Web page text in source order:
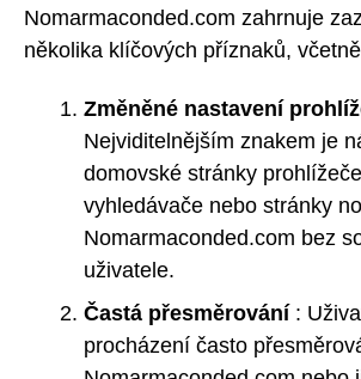
Nomarmaconded.com zahrnuje
několika klíčových příznaků,
Změněné nastavení
Nejviditelnějším znakem je
domovské stránky
vyhledávače nebo stránky
Nomarmaconded.com bez
uživatele.
Častá přesměrování:
procházení často